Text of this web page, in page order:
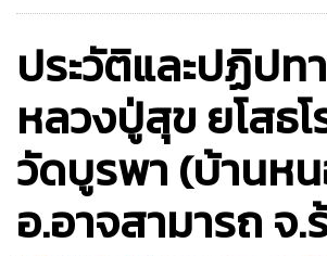
ประวัติและปฏิปทา
หลวงปู่สุข ยโสธโ
วัดบูรพา (บ้านห
อ.อาจสามารถ จ.